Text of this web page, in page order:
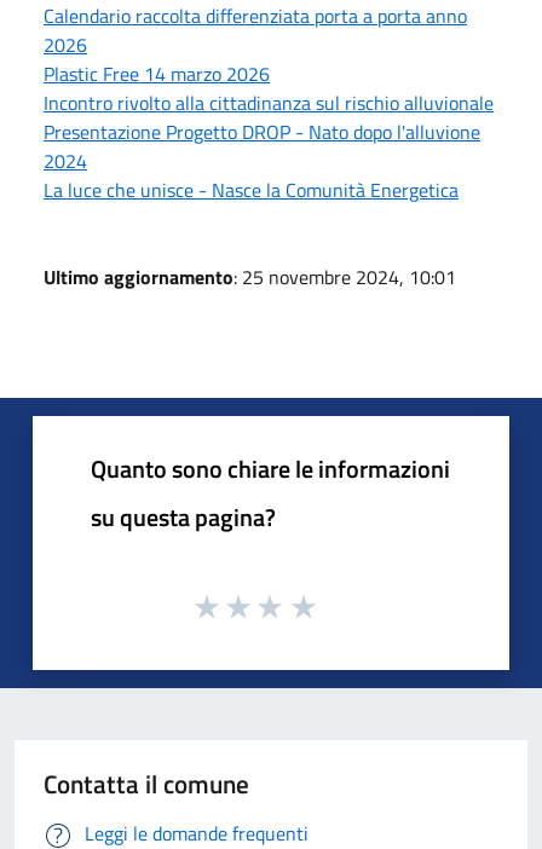
Calendario raccolta differenziata porta a porta anno
2026
Plastic Free 14 marzo 2026
Incontro rivolto alla cittadinanza sul rischio alluvionale
Presentazione Progetto DROP - Nato dopo l'alluvione
2024
La luce che unisce - Nasce la Comunità Energetica
Ultimo aggiornamento: 25 novembre 2024, 10:01
Quanto sono chiare le informazioni
su questa pagina?
Contatta il comune
Leggi le domande frequenti